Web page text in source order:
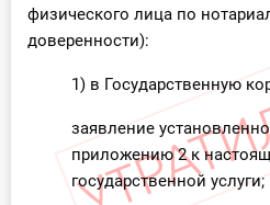
физического лица по
доверенности):
1) в Государственную
заявление
приложению 2 к
государственной услуги;